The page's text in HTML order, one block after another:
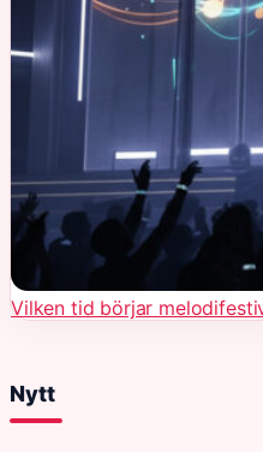
Vilken tid börjar
Nytt